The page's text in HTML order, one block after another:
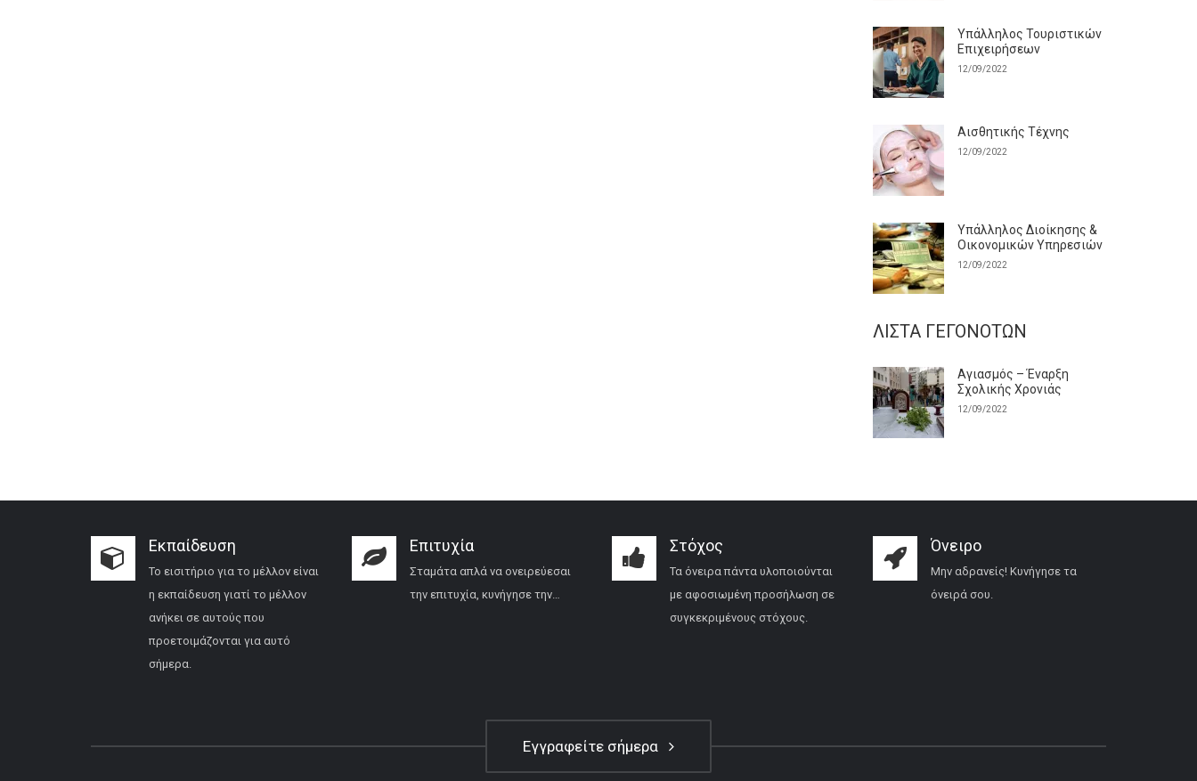
Υπάλληλος Τουριστικών
Επιχειρήσεων
12/09/2022
Αισθητικής Τέχνης
12/09/2022
Υπάλληλος Διοίκησης &
Οικονομικών Υπηρεσιών
12/09/2022
ΛΊΣΤΑ ΓΕΓΟΝΌΤΩΝ
Αγιασμός – Έναρξη
Σχολικής Χρονιάς
12/09/2022
Εκπαίδευση
Το εισιτήριο για το μέλλον είναι
η εκπαίδευση γιατί το μέλλον
ανήκει σε αυτούς που
προετοιμάζονται για αυτό
σήμερα.
Επιτυχία
Σταμάτα απλά να ονειρεύεσαι
την επιτυχία, κυνήγησε την…
Στόχος
Τα όνειρα πάντα υλοποιούνται
με αφοσιωμένη προσήλωση σε
συγκεκριμένους στόχους.
Όνειρο
Μην αδρανείς! Κυνήγησε τα
όνειρά σου.
Εγγραφείτε σήμερα